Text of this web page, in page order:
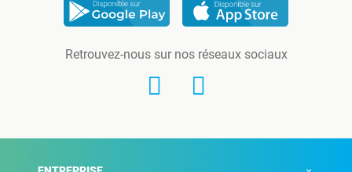
Retrouvez-nous sur nos réseaux sociaux